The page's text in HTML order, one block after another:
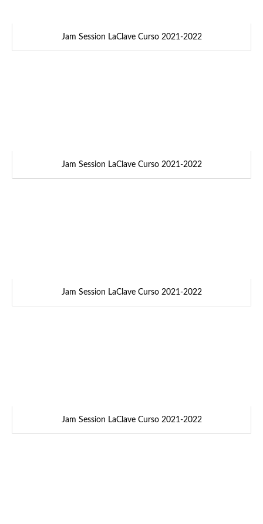
Jam Session LaClave Curso 2021-2022
Jam Session LaClave Curso 2021-2022
Jam Session LaClave Curso 2021-2022
Jam Session LaClave Curso 2021-2022